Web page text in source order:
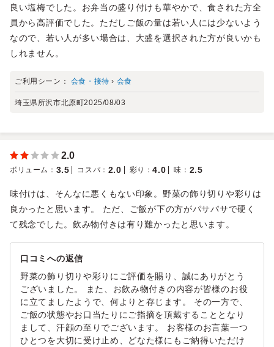
良い塩梅でした。お弁当の盛り付けも華やかで、食された方全
員から高評価でした。ただしご飯の量は若い人には少ないよう
なので、若い人が多い場合は、大盛を選択された方が良いかも
しれません。
ご利用シーン： 会食・接待 › 会食
埼玉県所沢市北原町2025/08/03
2.0
ボリューム ： 3.5 コスパ ： 2.0 彩り ：4.0 味 ： 2.5
味付けは、そんなに悪くもない印象。野菜の飾り切りや彩りは
良かったと思います。 ただ、ご飯が下の方がパサパサで硬く
て残念でした。飲み物付きは有り難かったと思います。
口コミへの返信
野菜の飾り切りや彩りにご評価を賜り、誠にありがとう
ございました。 また、お飲み物付きの内容が皆様のお役
に立てましたようで、何よりと存じます。 その一方で、
ご飯の状態やお口当たりにご指摘を頂戴することとなり
まして、汗顔の至りでございます。 お客様のお言葉一つ
ひとつを大切に受け止め、どなた様にもご納得いただけ